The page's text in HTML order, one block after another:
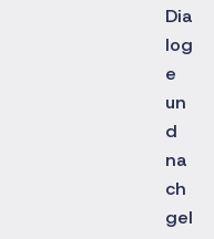
Dia
log
e
un
d
na
ch
gel